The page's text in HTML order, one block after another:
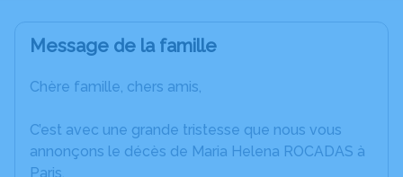
Message de la famille
Chère famille, chers amis,
C’est avec une grande tristesse que nous vous
annonçons le décès de Maria Helena ROCADAS à
Paris.